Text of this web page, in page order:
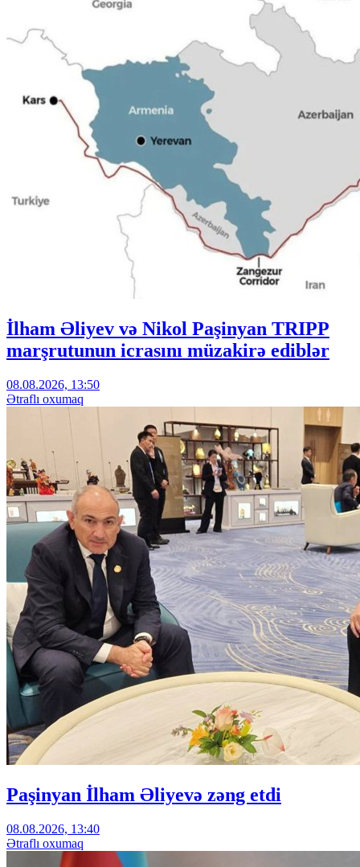
İlham Əliyev və Nikol Paşinyan TRIPP
marşrutunun icrasını müzakirə ediblər
08.08.2026, 13:50
Ətraflı oxumaq
Paşinyan İlham Əliyevə zəng etdi
08.08.2026, 13:40
Ətraflı oxumaq